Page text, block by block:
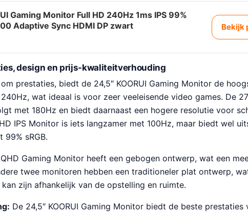
Gaming Monitor Full HD 240Hz 1ms IPS 99%
Adaptive Sync HDMI DP zwart
Bekijk
design en prijs-kwaliteitverhouding
prestaties, biedt de 24,5″ KOORUI Gaming Monitor de
wat ideaal is voor zeer veeleisende video games. De
met 180Hz en biedt daarnaast een hogere resolutie voor
IPS Monitor is iets langzamer met 100Hz, maar biedt wel
99% sRGB.
QHD Gaming Monitor heeft een gebogen ontwerp, wat een
twee monitoren hebben een traditioneler plat ontwerp,
zijn afhankelijk van de opstelling en ruimte.
De 24,5″ KOORUI Gaming Monitor biedt de beste prestaties